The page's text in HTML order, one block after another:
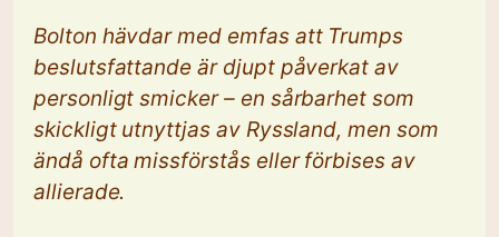
Bolton hävdar med emfas att Trumps
beslutsfattande är djupt påverkat av
personligt smicker – en sårbarhet som
skickligt utnyttjas av Ryssland, men som
ändå ofta missförstås eller förbises av
allierade.